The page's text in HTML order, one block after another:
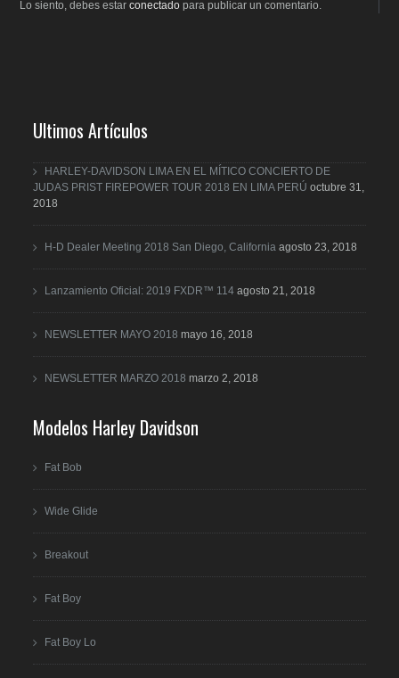
Lo siento, debes estarconectado para publicar un comentario.
Ultimos Artículos
HARLEY-DAVIDSON LIMA EN EL MÍTICO CONCIERTO DE
JUDAS PRIST FIREPOWER TOUR 2018 EN LIMA PERÚ octubre 31,
2018
H-D Dealer Meeting 2018 San Diego, California agosto 23, 2018
Lanzamiento Oficial: 2019 FXDR™ 114 agosto 21, 2018
NEWSLETTER MAYO 2018 mayo 16, 2018
NEWSLETTER MARZO 2018 marzo 2, 2018
Modelos Harley Davidson
Fat Bob
Wide Glide
Breakout
Fat Boy
Fat Boy Lo